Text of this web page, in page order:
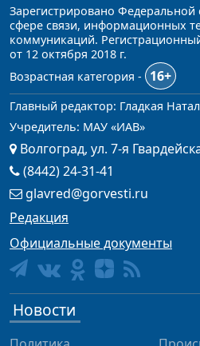
Зарегистрировано Федеральной
сфере связи, информационных
коммуникаций.
от 12 октября 2018 г.
Возрастная категория -
16+
Главный редактор: Гладкая
Учредитель: МАУ «ИАВ»
Волгоград, ул. 7-я
(8442) 24-31-41
glavred@gorvesti.ru
Редакция
Официальные документы
Новости